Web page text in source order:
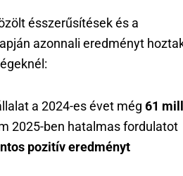
ésszerűsítések és a
azonnali eredményt
a 2024-es évet még 61
2025-ben hatalmas fordulatot
pozitív eredményt